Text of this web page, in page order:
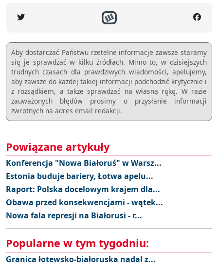
Aby dostarczać Państwu rzetelne informacje zawsze staramy
się je sprawdzać w kilku źródłach. Mimo to, w dzisiejszych
trudnych czasach dla prawdziwych wiadomości, apelujemy,
aby zawsze do każdej takiej informacji podchodzić krytycznie i
z rozsądkiem, a takze sprawdzać na własną rękę. W razie
zauważonych błędów prosimy o przysłanie informacji
zwrotnych na adres email redakcji.
Powiązane artykuły
Konferencja "Nowa Białoruś" w Warsz...
Estonia buduje bariery, Łotwa apelu...
Raport: Polska docelowym krajem dla...
Obawa przed konsekwencjami - wątek...
Nowa fala represji na Białorusi - r...
Popularne w tym tygodniu:
Granica łotewsko-białoruska nadal z...